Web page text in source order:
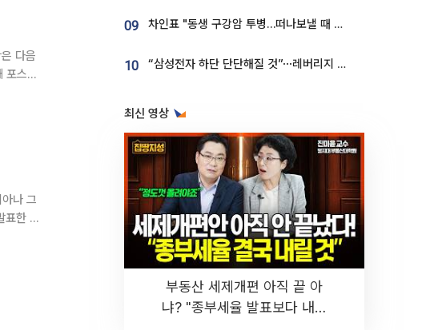
09 차인표 "동생 구강암 투병…떠나보낼 때 가장 힘들었다”
10 “삼성전자 하단 단단해질 것”⋯레버리지 규제에 쏠림 완화 [찐코노미]
최신 영상
부동산 세제개편 아직 끝 아
냐? "종부세율 발표보다 내릴